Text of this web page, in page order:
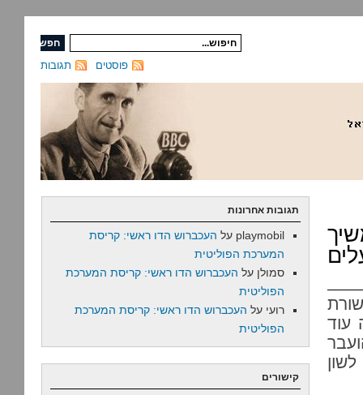
תגובות פוסטים
עוד
תגובות אחרונות
playmobil על העכברוש הדו ראשי: קריסת
המערכת הפוליטית
סמולן על העכברוש הדו ראשי: קריסת המערכת
הפוליטית
רועי על העכברוש הדו ראשי: קריסת המערכת
הפוליטית
קישורים